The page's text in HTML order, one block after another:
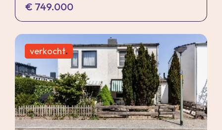
€ 749.000
verkocht.